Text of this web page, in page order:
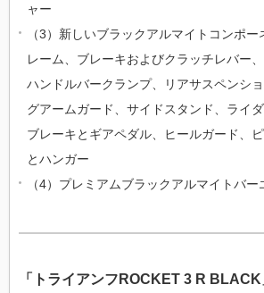
ャー
（3）新しいブラックアルマイトコンポ
レーム、ブレーキおよびクラッチレバー
ハンドルバークランプ、リアサスペンシ
グアームガード、サイドスタンド、ライ
ブレーキとギアペダル、ヒールガード、
とハンガー
（4）プレミアムブラックアルマイトバー
「トライアンフROCKET 3 R